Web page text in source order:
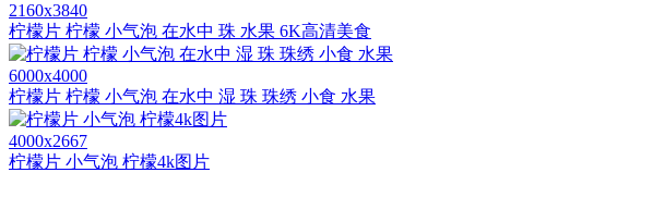
2160x3840
柠檬片 柠檬 小气泡 在水中 珠 水果 6K高清美食
6000x4000
柠檬片 柠檬 小气泡 在水中 湿 珠 珠绣 小食 水果
4000x2667
柠檬片 小气泡 柠檬4k图片